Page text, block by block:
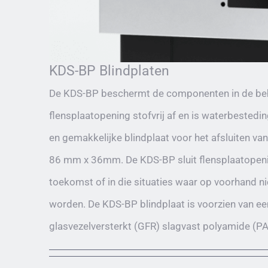
KDS-BP Blindplaten
De KDS-BP beschermt de componenten in de
flensplaatopening stofvrij af en is
en gemakkelijke blindplaat voor het afsluiten
86 mm x 36mm. De KDS-BP sluit
toekomst of in die situaties waar op voorhand
worden. De KDS-BP blindplaat is voorzien van
glasvezelversterkt (GFR) slagvast polyamide